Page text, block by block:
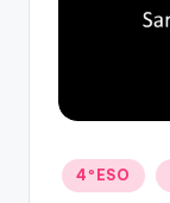
Publicado
en
4ºESO